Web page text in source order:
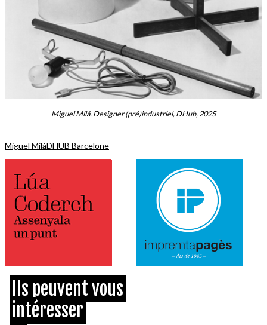
Miguel Milá. Designer (pré)industriel, DHub, 2025
Miguel MilàDHUB Barcelone
Ils peuvent vous
intéresser